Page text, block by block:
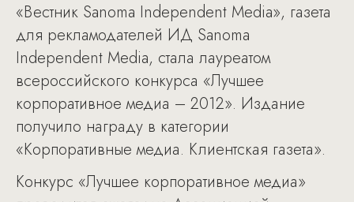
«Вестник Sanoma Independent Media», газета
для рекламодателей ИД Sanoma
Independent Media, стала лауреатом
всероссийского конкурса «Лучшее
корпоративное медиа – 2012». Издание
получило награду в категории
«Корпоративные медиа. Клиентская газета».
Конкурс «Лучшее корпоративное медиа»